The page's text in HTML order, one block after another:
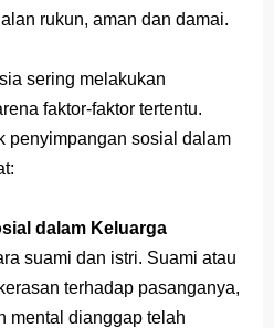
K Geografi 2025 No 6-10
Geografi 2026 Part 1 [Wajib Baca]
di Sumatra Salah Manusia
TKA Sosiologi 2025 + Kunci
Topik Konsep Geografi + Kunci
rukun, aman dan damai.
sering melakukan
faktor-faktor tertentu.
penyimpangan sosial dalam
dalam Keluarga
suami dan istri. Suami atau
terhadap pasanganya,
mental dianggap telah